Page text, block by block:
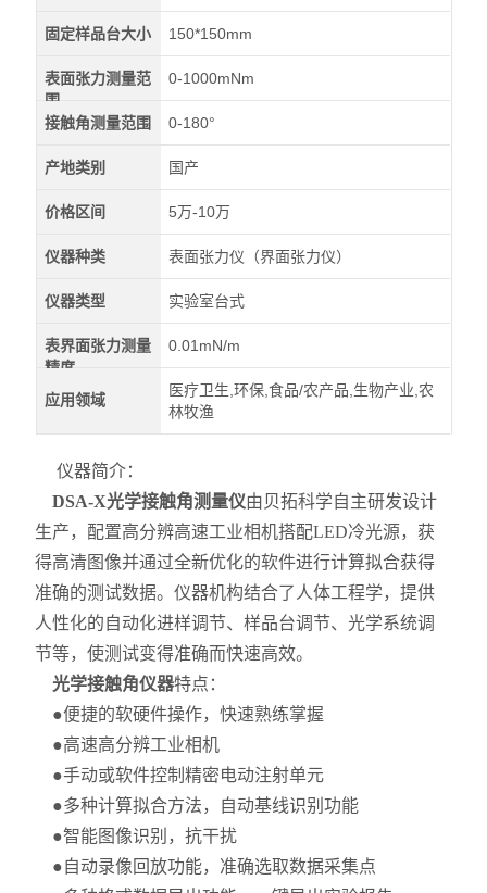
固定样品台大小 150*150mm
表面张力测量范
围
0-1000mNm
接触角测量范围 0-180°
产地类别 国产
价格区间 5万-10万
仪器种类 表面张力仪（界面张力仪）
仪器类型 实验室台式
表界面张力测量
精度
0.01mN/m
应用领域
医疗卫生,环保,食品/农产品,生物产业,农
林牧渔
仪器简介：
DSA-X光学接触角测量仪由贝拓科学自主研发设计
生产，配置高分辨高速工业相机搭配LED冷光源，获
得高清图像并通过全新优化的软件进行计算拟合获得
准确的测试数据。仪器机构结合了人体工程学，提供
人性化的自动化进样调节、样品台调节、光学系统调
节等，使测试变得准确而快速高效。
光学接触角仪器特点：
●便捷的软硬件操作，快速熟练掌握
●高速高分辨工业相机
●手动或软件控制精密电动注射单元
●多种计算拟合方法，自动基线识别功能
●智能图像识别，抗干扰
●自动录像回放功能，准确选取数据采集点